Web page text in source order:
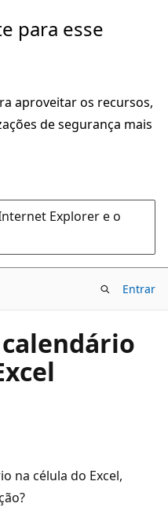
para esse
aproveitar os recursos,
de segurança mais
Explorer e o
Entrar
na célula do Excel,